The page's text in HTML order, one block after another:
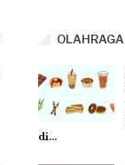
OLAHRAGA
di…